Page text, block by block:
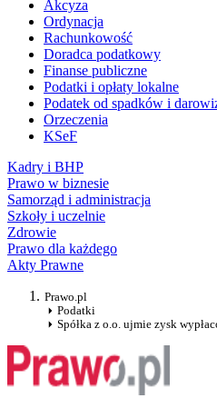
Akcyza
Ordynacja
Rachunkowość
Doradca podatkowy
Finanse publiczne
Podatki i opłaty lokalne
Podatek od spadków i
Orzeczenia
KSeF
Kadry i BHP
Prawo w biznesie
Samorząd i administracja
Szkoły i uczelnie
Zdrowie
Prawo dla każdego
Akty Prawne
Prawo.pl
Podatki
Spółka z o.o. ujmie zysk